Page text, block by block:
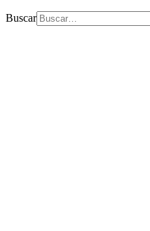
Buscar